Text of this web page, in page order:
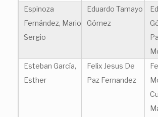
Espinoza
Fernández, Mario
Sergio
Eduardo Tamayo
Gómez
Esteban García,
Esther
Felix Jesus De
Paz Fernandez